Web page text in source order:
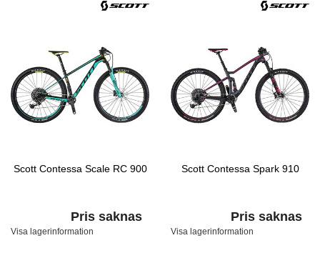
Scott Contessa Scale RC 900
Pris saknas
Visa lagerinformation
Scott Contessa Spark 910
Pris saknas
Visa lagerinformation